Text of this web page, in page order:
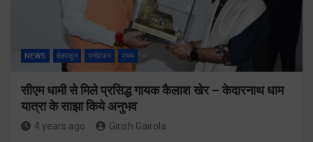
NEWS देहरादून मनोरंजन राज्य
सीएम धामी से मिले प्रसिद्ध गायक कैलाश खेर – केदारनाथ धाम
यात्रा के साझा किये अनुभव
4 years ago Girish Gairola